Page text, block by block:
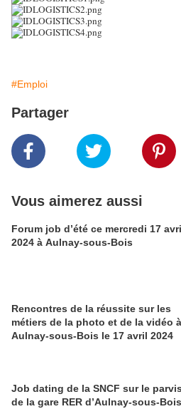
#Emploi
Partager
Vous aimerez aussi
Forum job d’été ce mercredi 17
2024 à Aulnay-sous-Bois
Rencontres de la réussite sur les
métiers de la photo et de la vidéo à
Aulnay-sous-Bois le 17 avril 2024
Job dating de la SNCF sur le parvis
de la gare RER d’Aulnay-sous-